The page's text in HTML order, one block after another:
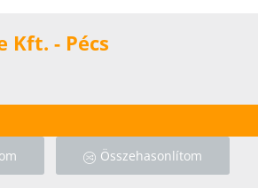
Kft. - Pécs
Összehasonlítom